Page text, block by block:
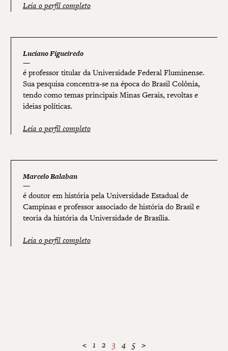
< 1 2 3 4 5 >
Leia o perfil completo
Luciano Figueiredo
é professor titular da Universidade Federal Fluminense.
Sua pesquisa concentra-se na época do Brasil Colônia,
tendo como temas principais Minas Gerais, revoltas e
ideias políticas.
Leia o perfil completo
Marcelo Balaban
é doutor em história pela Universidade Estadual de
Campinas e professor associado de história do Brasil e
teoria da história da Universidade de Brasília.
Leia o perfil completo